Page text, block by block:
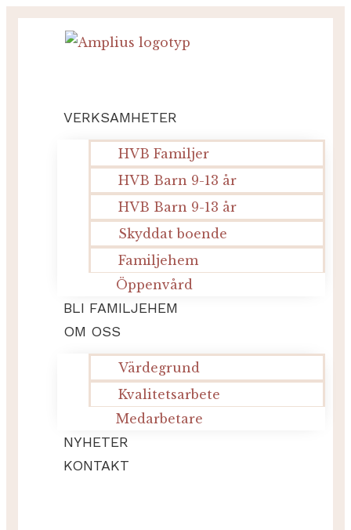
Hoppa
VERKSAMHETER
HVB Familjer
HVB Barn 9-13 år
HVB Barn 9-13 år
Skyddat boende
Familjehem
Öppenvård
BLI FAMILJEHEM
OM OSS
Värdegrund
Kvalitetsarbete
Medarbetare
NYHETER
KONTAKT